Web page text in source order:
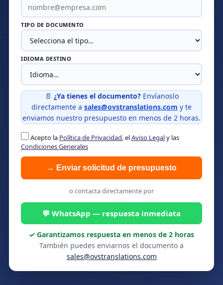
TIPO DE DOCUMENTO
IDIOMA DESTINO
📄 ¿Ya tienes el documento?Envíanoslo
directamente a sales@ovstranslations.com y te
enviamos nuestro presupuesto en menos de 2 horas.
Acepto la Política de Privacidad, elAviso Legaly las
Condiciones Generales
→ Enviar solicitud de presupuesto
o contacta directamente por
💬 WhatsApp — respuesta inmediata
✓ Garantizamos respuesta en menos de 2 horas
También puedes enviarnos el documento a
sales@ovstranslations.com